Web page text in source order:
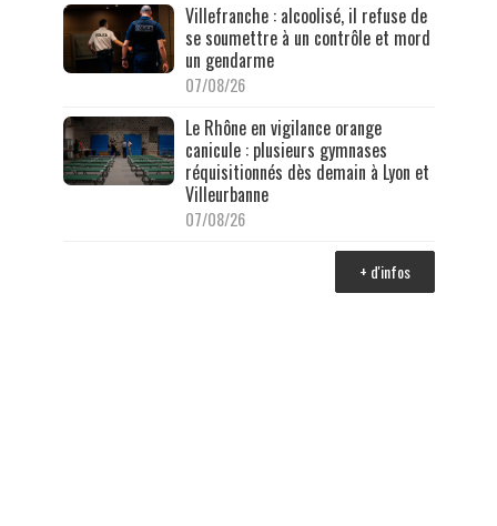
Villefranche : alcoolisé, il refuse de
se soumettre à un contrôle et mord
un gendarme
07/08/26
Le Rhône en vigilance orange
canicule : plusieurs gymnases
réquisitionnés dès demain à Lyon et
Villeurbanne
07/08/26
+ d'infos